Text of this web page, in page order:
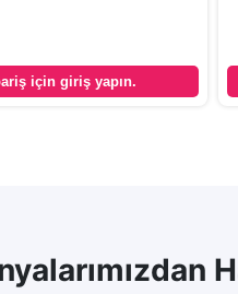
için giriş yapın.